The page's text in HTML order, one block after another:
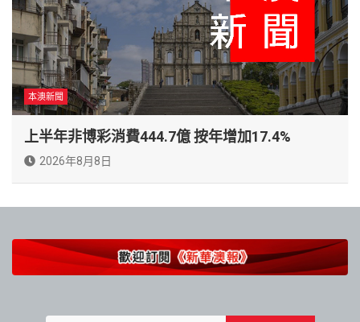
本澳新聞
上半年非博彩消費444.7億 按年增加17.4%
2026年8月8日